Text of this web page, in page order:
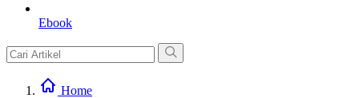
Ebook
Home